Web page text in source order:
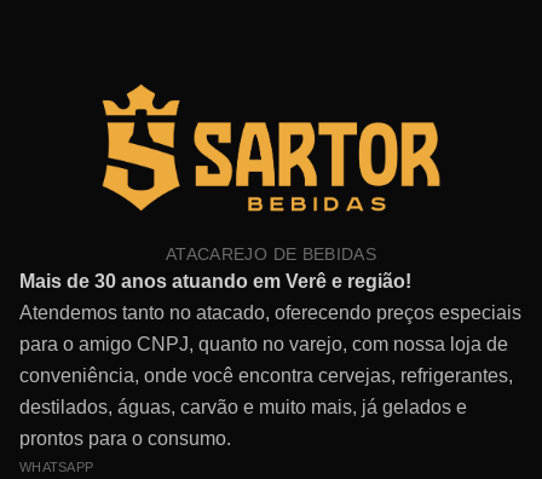
ATACAREJO DE BEBIDAS
Mais de 30 anos atuando em Verê e região!
Atendemos tanto no atacado, oferecendo preços especiais
para o amigo CNPJ, quanto no varejo, com nossa loja de
conveniência, onde você encontra cervejas, refrigerantes,
destilados, águas, carvão e muito mais, já gelados e
prontos para o consumo.
WHATSAPP